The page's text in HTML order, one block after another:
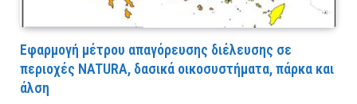
Εφαρμογή μέτρου απαγόρευσης διέλευσης σε
περιοχές NATURA, δασικά οικοσυστήματα, πάρκα και
άλση